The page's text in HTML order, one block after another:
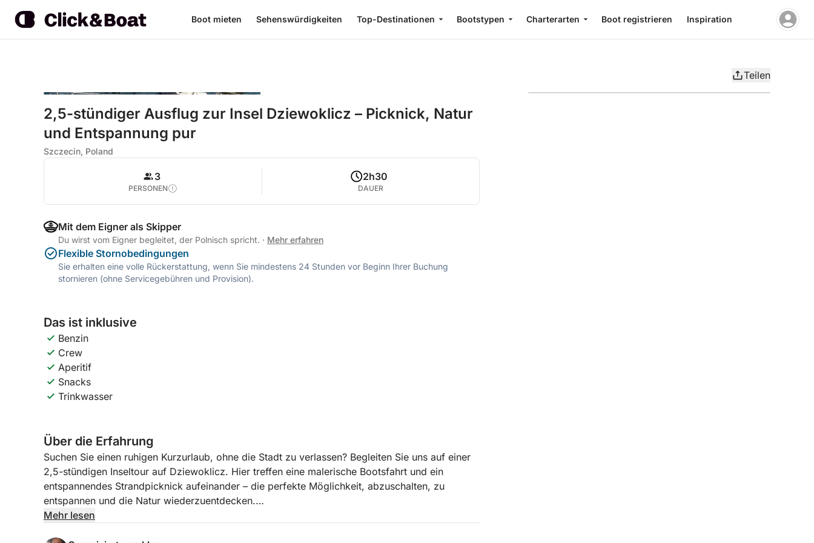
Boot mieten Sehenswürdigkeiten Top-Destinationen Bootstypen Charterarten Boot registrieren Inspiration
Teilen
2,5-stündiger Ausflug zur Insel Dziewoklicz – Picknick, Natur
und Entspannung pur
Szczecin, Poland
3
PERSONEN
2h30
DAUER
Mit dem Eigner als Skipper
Du wirst vom Eigner begleitet, der Polnisch spricht. · Mehr erfahren
Flexible Stornobedingungen
Sie erhalten eine volle Rückerstattung, wenn Sie mindestens 24 Stunden vor Beginn Ihrer Buchung
stornieren (ohne Servicegebühren und Provision).
Das ist inklusive
Benzin
Crew
Aperitif
Snacks
Trinkwasser
Über die Erfahrung
Suchen Sie einen ruhigen Kurzurlaub, ohne die Stadt zu verlassen? Begleiten Sie uns auf einer
2,5-stündigen Inseltour auf Dziewoklicz. Hier treffen eine malerische Bootsfahrt und ein
entspannendes Strandpicknick aufeinander – die perfekte Möglichkeit, abzuschalten, zu
entspannen und die Natur wiederzuentdecken.
Mehr lesen